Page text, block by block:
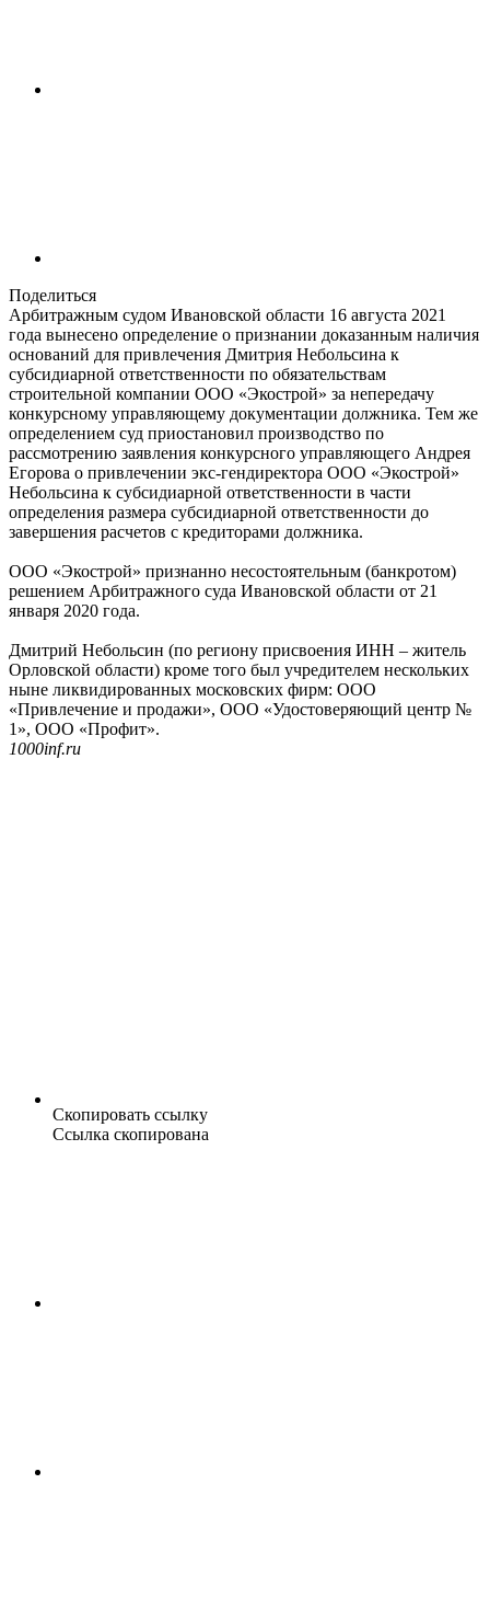
Поделиться
Арбитражным судом Ивановской области 16 августа 2021
года вынесено определение о признании доказанным наличия
оснований для привлечения Дмитрия Небольсина к
субсидиарной ответственности по обязательствам
строительной компании ООО «Экострой» за непередачу
конкурсному управляющему документации должника. Тем же
определением суд приостановил производство по
рассмотрению заявления конкурсного управляющего Андрея
Егорова о привлечении экс-гендиректора ООО «Экострой»
Небольсина к субсидиарной ответственности в части
определения размера субсидиарной ответственности до
завершения расчетов с кредиторами должника.
ООО «Экострой» признанно несостоятельным (банкротом)
решением Арбитражного суда Ивановской области от 21
января 2020 года.
Дмитрий Небольсин (по региону присвоения ИНН – житель
Орловской области) кроме того был учредителем нескольких
ныне ликвидированных московских фирм: ООО
«Привлечение и продажи», ООО «Удостоверяющий центр №
1», ООО «Профит».
1000inf.ru
Скопировать ссылку
Ссылка скопирована